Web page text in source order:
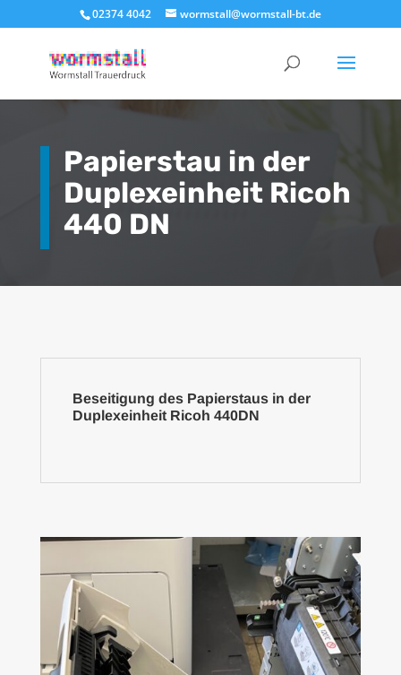
02374 4042 wormstall@wormstall-bt.de
Papierstau in der
Duplexeinheit Ricoh
440 DN
Beseitigung des Papierstaus in der
Duplexeinheit Ricoh 440DN